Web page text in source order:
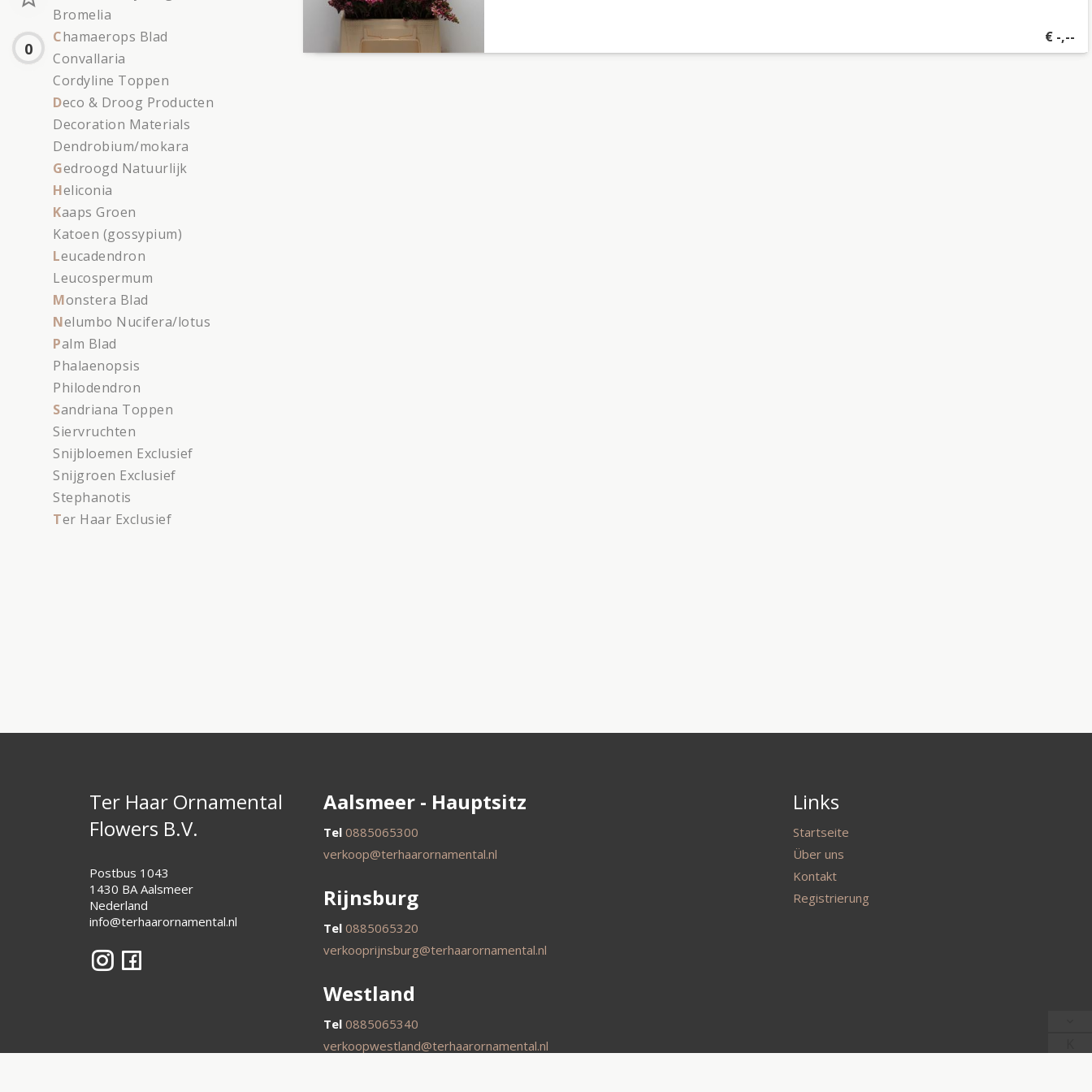
0
Bromelia
Chamaerops Blad
Convallaria
Cordyline Toppen
Deco & Droog Producten
Decoration Materials
Dendrobium/mokara
Gedroogd Natuurlijk
Heliconia
Kaaps Groen
Katoen (gossypium)
Leucadendron
Leucospermum
Monstera Blad
Nelumbo Nucifera/lotus
Palm Blad
Phalaenopsis
Philodendron
Sandriana Toppen
Siervruchten
Snijbloemen Exclusief
Snijgroen Exclusief
Stephanotis
Ter Haar Exclusief
€ -,--
Ter Haar Ornamental
Flowers B.V.
Postbus 1043
1430 BA Aalsmeer
Nederland
info@terhaarornamental.nl
Aalsmeer - Hauptsitz
Tel 0885065300
verkoop@terhaarornamental.nl
Rijnsburg
Tel 0885065320
verkooprijnsburg@terhaarornamental.nl
Westland
Tel 0885065340
verkoopwestland@terhaarornamental.nl
Links
Startseite
Über uns
Kontakt
Registrierung